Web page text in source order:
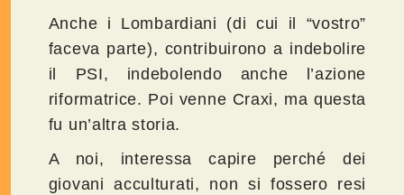
Anche i Lombardiani (di cui il “vostro”
faceva parte), contribuirono a indebolire
il PSI, indebolendo anche l’azione
riformatrice. Poi venne Craxi, ma questa
fu un’altra storia.
A noi, interessa capire perché dei
giovani acculturati, non si fossero resi